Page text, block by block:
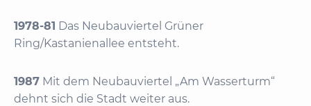
1978-81 Das Neubauviertel Grüner
Ring/Kastanienallee entsteht.
1987 Mit dem Neubauviertel „Am Wasserturm“
dehnt sich die Stadt weiter aus.